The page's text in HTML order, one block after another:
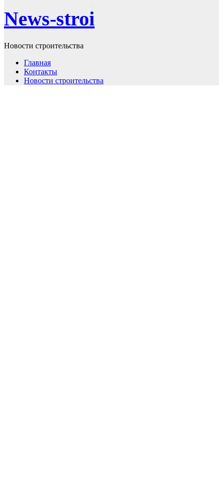
News-stroi
Новости строительства
Главная
Контакты
Новости строительства